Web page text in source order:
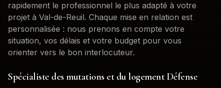
rapidement le professionnel le plus adapté à votre
projet à Val-de-Reuil. Chaque mise en relation est
personnalisée : nous prenons en compte votre
situation, vos délais et votre budget pour vous
orienter vers le bon interlocuteur.
Spécialiste des mutations et du logement Défense